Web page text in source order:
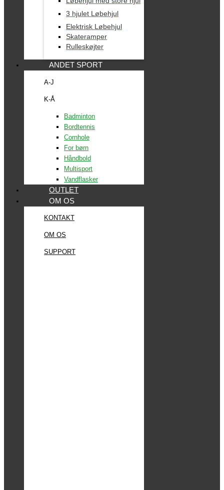
3 hjulet Løbehjul
Elektrisk Løbehjul
Skateramper
Rulleskøjter
ANDET SPORT
A-J
K-Å
Badminton
Bordtennis
Cornhole
For børn
Håndbold
Multisport
Vandflasker
OUTLET
OM OS
KONTAKT
OM OS
SUPPORT